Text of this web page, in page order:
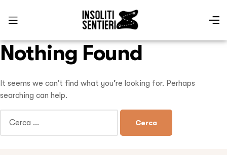
Nothing Found
It seems we can’t find what you’re looking for. Perhaps
searching can help.